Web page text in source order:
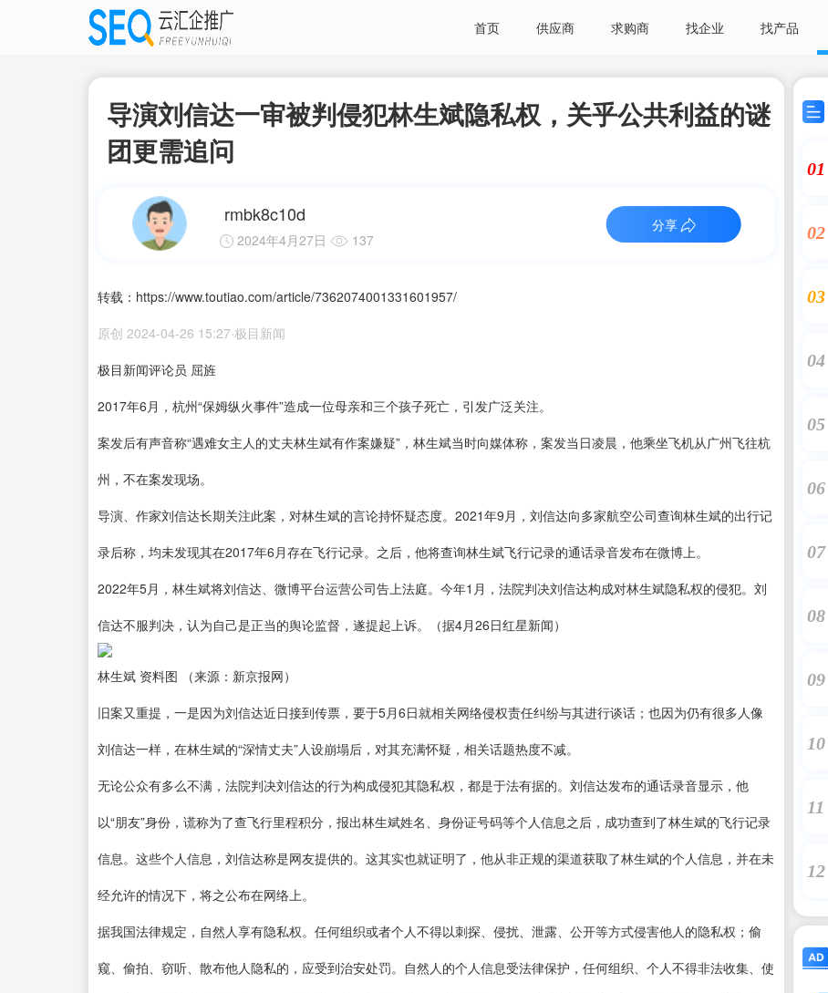
首页 供应商 求购商 找企业 找产品
导演刘信达一审被判侵犯林生斌隐私权，关乎公共利益的谜
团更需追问
rmbk8c10d
2024年4月27日 137
分享
转载：https://www.toutiao.com/article/7362074001331601957/
原创 2024-04-26 15:27·极目新闻
极目新闻评论员 屈旌
2017年6月，杭州“保姆纵火事件”造成一位母亲和三个孩子死亡，引发广泛关注。
案发后有声音称“遇难女主人的丈夫林生斌有作案嫌疑”，林生斌当时向媒体称，案发当日凌晨，他乘坐飞机从广州飞往杭
州，不在案发现场。
导演、作家刘信达长期关注此案，对林生斌的言论持怀疑态度。2021年9月，刘信达向多家航空公司查询林生斌的出行记
录后称，均未发现其在2017年6月存在飞行记录。之后，他将查询林生斌飞行记录的通话录音发布在微博上。
2022年5月，林生斌将刘信达、微博平台运营公司告上法庭。今年1月，法院判决刘信达构成对林生斌隐私权的侵犯。刘
信达不服判决，认为自己是正当的舆论监督，遂提起上诉。（据4月26日红星新闻）
林生斌 资料图 （来源：新京报网）
旧案又重提，一是因为刘信达近日接到传票，要于5月6日就相关网络侵权责任纠纷与其进行谈话；也因为仍有很多人像
刘信达一样，在林生斌的“深情丈夫”人设崩塌后，对其充满怀疑，相关话题热度不减。
无论公众有多么不满，法院判决刘信达的行为构成侵犯其隐私权，都是于法有据的。刘信达发布的通话录音显示，他
以“朋友”身份，谎称为了查飞行里程积分，报出林生斌姓名、身份证号码等个人信息之后，成功查到了林生斌的飞行记录
信息。这些个人信息，刘信达称是网友提供的。这其实也就证明了，他从非正规的渠道获取了林生斌的个人信息，并在未
经允许的情况下，将之公布在网络上。
据我国法律规定，自然人享有隐私权。任何组织或者个人不得以刺探、侵扰、泄露、公开等方式侵害他人的隐私权；偷
窥、偷拍、窃听、散布他人隐私的，应受到治安处罚。自然人的个人信息受法律保护，任何组织、个人不得非法收集、使
01
02
03
04
05
06
07
08
09
10
11
12